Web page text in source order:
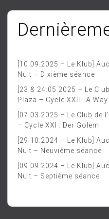
[10.09.2025 – Le Klub]
Nuit – Dixième séance
[23 & 24.05.2025 – Le
Plaza – Cycle XXII : A
[07.03.2025 – Le Club de
– Cycle XXI : Der Golem
[29.10.2024 – Le Klub]
Nuit – Neuvième séance
[09.09.2024 – Le Klub]
Nuit – Septième séance